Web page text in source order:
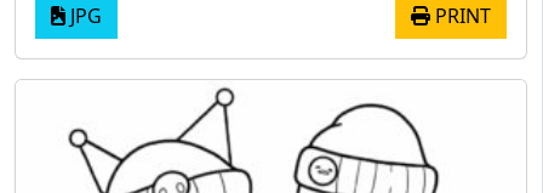
JPG PRINT